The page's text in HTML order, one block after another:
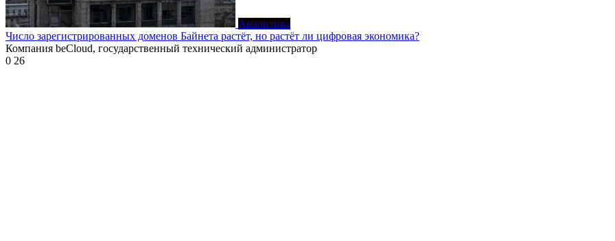
Аналитика
Число зарегистрированных доменов Байнета растёт, но растёт ли цифровая экономика?
Компания beCloud, государственный технический администратор
0 26